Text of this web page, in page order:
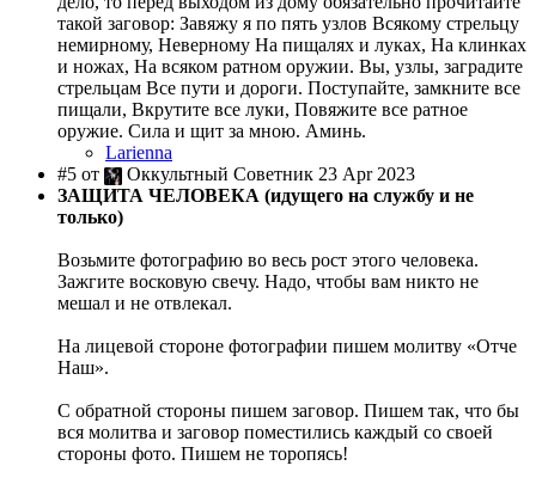
такой заговор: Завяжу я по пять узлов Всякому стрельцу
немирному, Неверному На пищалях и луках, На клинках
и ножах, На всяком ратном оружии. Вы, узлы, заградите
стрельцам Все пути и дороги. Поступайте, замкните все
пищали, Вкрутите все луки, Повяжите все ратное
оружие. Сила и щит за мною. Аминь.
Larienna
#5 от
Оккультный Советник 23 Apr 2023
ЗАЩИТА ЧЕЛОВЕКА (идущего на службу и не
только)
Возьмите фотографию во весь рост этого человека.
Зажгите восковую свечу. Надо, чтобы вам никто не
мешал и не отвлекал.
На лицевой стороне фотографии пишем молитву «Отче
Наш».
С обратной стороны пишем заговор. Пишем так, что бы
вся молитва и заговор поместились каждый со своей
стороны фото. Пишем не торопясь!